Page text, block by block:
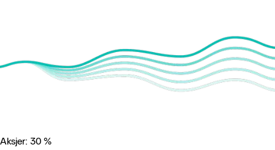
Aksjer: 30 %